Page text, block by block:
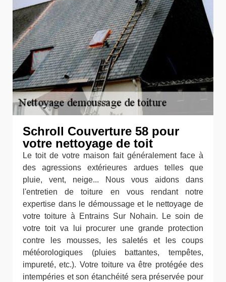
Schroll Couverture 58 pour
votre nettoyage de toit
Le toit de votre maison fait généralement face à
des agressions extérieures ardues telles que
pluie, vent, neige... Nous vous aidons dans
l'entretien de toiture en vous rendant notre
expertise dans le démoussage et le nettoyage de
votre toiture à Entrains Sur Nohain. Le soin de
votre toit va lui procurer une grande protection
contre les mousses, les saletés et les coups
météorologiques (pluies battantes, tempêtes,
impureté, etc.). Votre toiture va être protégée des
intempéries et son étanchéité sera préservée pour